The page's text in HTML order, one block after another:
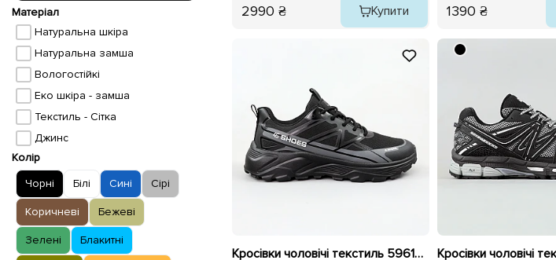
Матеріал
Натуральна шкіра
Натуральна замша
Вологостійкі
Еко шкіра - замша
Текстиль - Сітка
Джинс
Колір
Чорні
Білі Сині Сірі
Коричневі Бежеві
Зелені Блакитні
2990 ₴ Купити 1390 ₴
Кросівки чоловічі текстиль 596180 Чорні